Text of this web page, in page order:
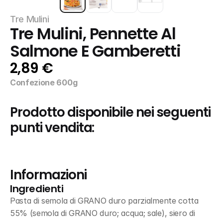
Tre Mulini
Tre Mulini, Pennette Al
Salmone E Gamberetti
2,89 €
Confezione 600g
Prodotto disponibile nei seguenti
punti vendita:
Informazioni
Ingredienti
Pasta di semola di GRANO duro parzialmente cotta
55% (semola di GRANO duro; acqua; sale), siero di